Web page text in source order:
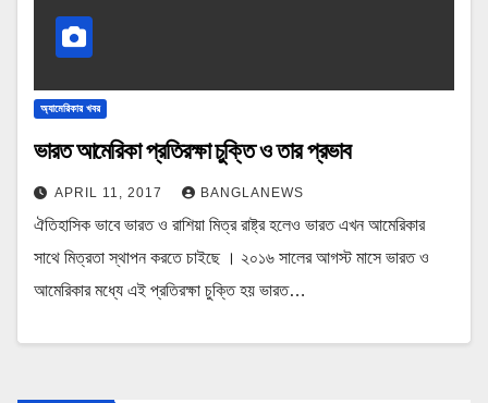
অ্যামেরিকার খবর
ভারত আমেরিকা প্রতিরক্ষা চুক্তি ও তার প্রভাব
APRIL 11, 2017 BANGLANEWS
ঐতিহাসিক ভাবে ভারত ও রাশিয়া মিত্র রাষ্ট্র হলেও ভারত এখন আমেরিকার
সাথে মিত্রতা স্থাপন করতে চাইছে । ২০১৬ সালের আগস্ট মাসে ভারত ও
আমেরিকার মধ্যে এই প্রতিরক্ষা চুক্তি হয় ভারত…